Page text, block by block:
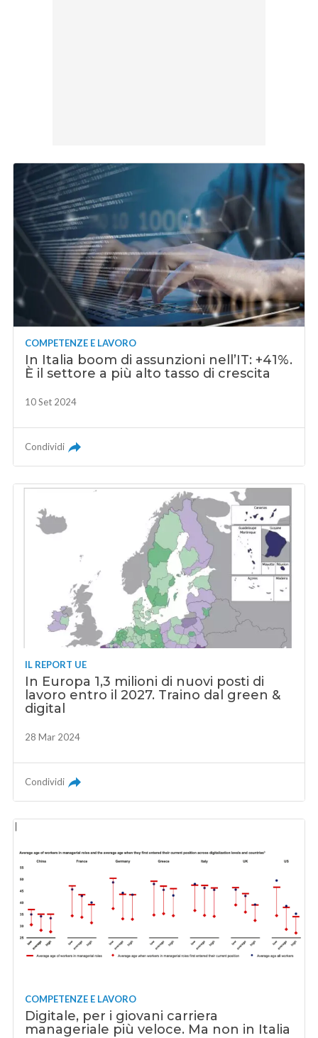
COMPETENZE E LAVORO
In Italia boom di assunzioni nell’IT: +41%.
È il settore a più alto tasso di crescita
10 Set 2024
Condividi
IL REPORT UE
In Europa 1,3 milioni di nuovi posti di
lavoro entro il 2027. Traino dal green &
digital
28 Mar 2024
Condividi
COMPETENZE E LAVORO
Digitale, per i giovani carriera
manageriale più veloce. Ma non in Italia